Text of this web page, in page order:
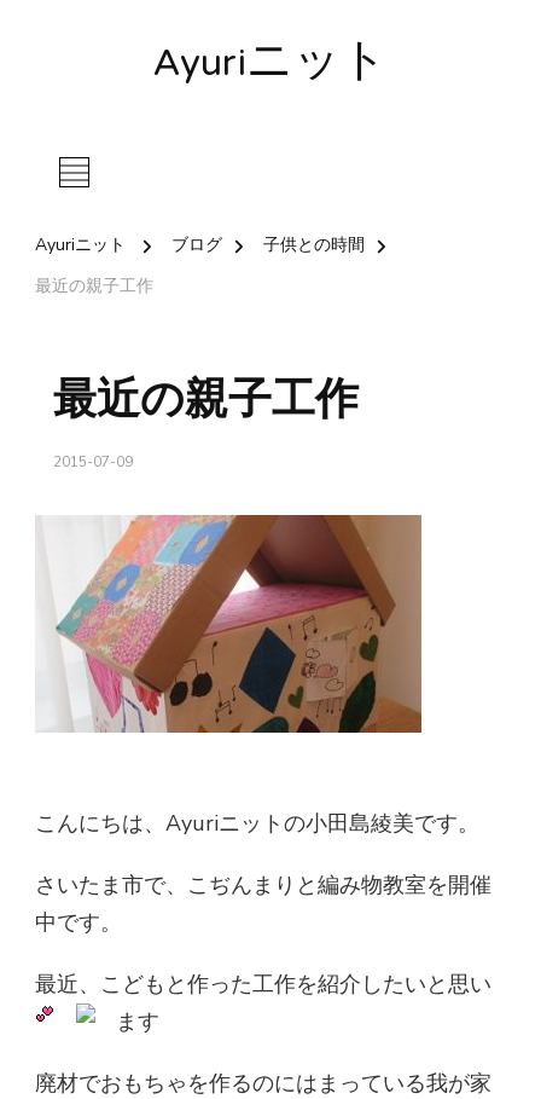
Ayuriニット
Ayuriニット ブログ
子供との時間
最近の親子工作
最近の親子工作
2015-07-09
こんにちは、Ayuriニットの小田島綾美です。
さいたま市で、こぢんまりと編み物教室を開催
中です。
最近、こどもと作った工作を紹介したいと思い
ます
廃材でおもちゃを作るのにはまっている我が家